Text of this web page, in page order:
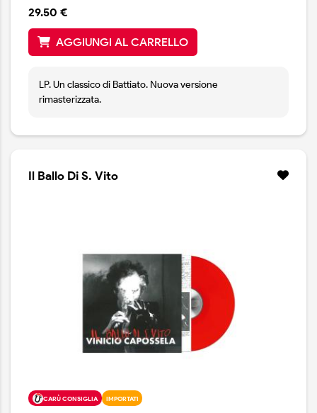
29.50 €
AGGIUNGI AL CARRELLO
LP. Un classico di Battiato. Nuova versione
rimasterizzata.
Il Ballo Di S. Vito
CARÙ CONSIGLIA IMPORTATI